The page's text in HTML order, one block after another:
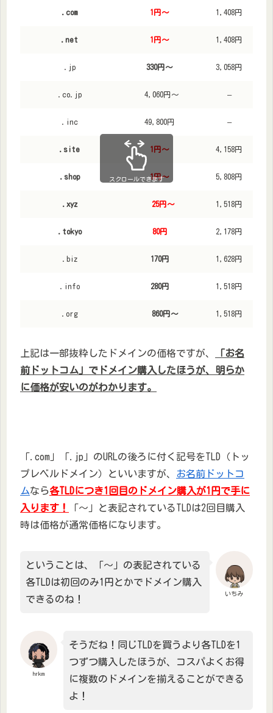
.com 1円～ 1,408円
.net 1円～ 1,408円
.jp 330円～ 3,058円
.co.jp 4,060円～ –
.inc 49,800円 –
.site 1円～ 4,158円
.shop 1円～ 5,808円
.xyz 25円～ 1,518円
.tokyo 80円 2,178円
.biz 170円 1,628円
.info 280円 1,518円
.org 860円～ 1,518円
スクロールできます
上記は一部抜粋したドメインの価格ですが、
「お名
前ドットコム」でドメイン購入したほうが、明らか
に価格が安いのがわかります。
「.com」「.jp」のURLの後ろに付く記号をTLD（トッ
プレベルドメイン）といいますが、
お名前ドットコ
ムなら各TLDにつき1回目のドメイン購入が1円で手に
入ります！
「～」と表記されているTLDは2回目購入
時は価格が通常価格になります。
いちみ
ということは、「～」の表記されている
各TLDは初回のみ1円とかでドメイン購入
できるのね！
hrkm
そうだね！同じTLDを買うより各TLDを1
つずつ購入したほうが、コスパよくお得
に複数のドメインを揃えることができる
よ！